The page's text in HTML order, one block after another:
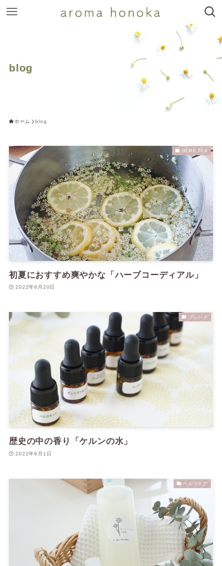
blog
ホーム blog
HERB TEA
初夏におすすめ爽やかな「ハーブコーディアル」
2022年6月20日
ブレンド
歴史の中の香り「ケルンの水」
2022年6月1日
ヘルスケア